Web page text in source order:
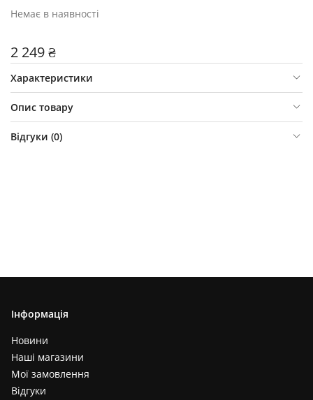
Немає в наявності
2 249 ₴
Характеристики
Опис товару
Відгуки (0)
Інформація
Новини
Наші магазини
Мої замовлення
Відгуки